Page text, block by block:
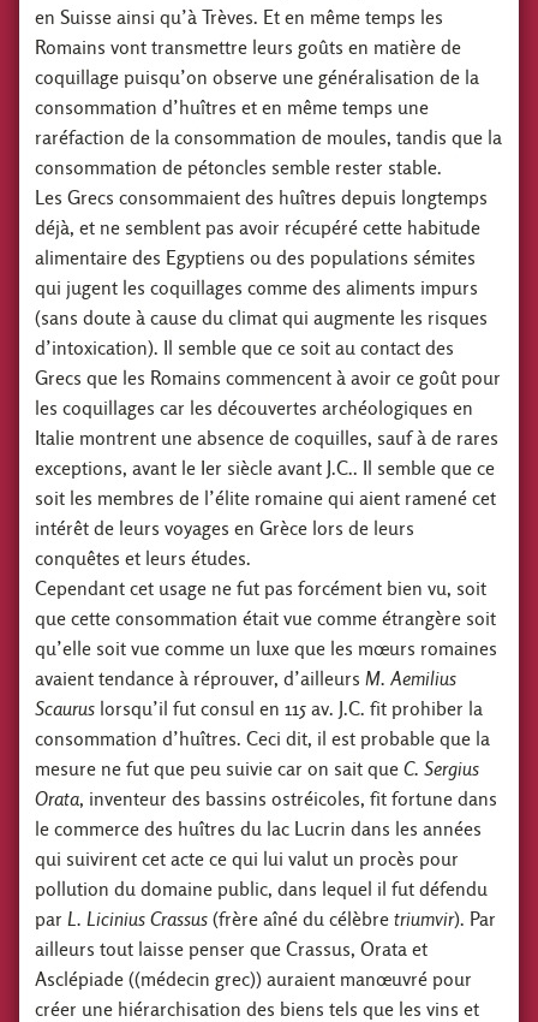
en Suisse ainsi qu’à Trèves. Et en même temps les
Romains vont transmettre leurs goûts en matière de
coquillage puisqu’on observe une généralisation de la
consommation d’huîtres et en même temps une
raréfaction de la consommation de moules, tandis que la
consommation de pétoncles semble rester stable.
Les Grecs consommaient des huîtres depuis longtemps
déjà, et ne semblent pas avoir récupéré cette habitude
alimentaire des Egyptiens ou des populations sémites
qui jugent les coquillages comme des aliments impurs
(sans doute à cause du climat qui augmente les risques
d’intoxication). Il semble que ce soit au contact des
Grecs que les Romains commencent à avoir ce goût pour
les coquillages car les découvertes archéologiques en
Italie montrent une absence de coquilles, sauf à de rares
exceptions, avant le Ier siècle avant J.C.. Il semble que ce
soit les membres de l’élite romaine qui aient ramené cet
intérêt de leurs voyages en Grèce lors de leurs
conquêtes et leurs études.
Cependant cet usage ne fut pas forcément bien vu, soit
que cette consommation était vue comme étrangère soit
qu’elle soit vue comme un luxe que les mœurs romaines
avaient tendance à réprouver, d’ailleurs M. Aemilius
Scaurus lorsqu’il fut consul en 115 av. J.C. fit prohiber la
consommation d’huîtres. Ceci dit, il est probable que la
mesure ne fut que peu suivie car on sait queC. Sergius
Orata, inventeur des bassins ostréicoles, fit fortune dans
le commerce des huîtres du lac Lucrin dans les années
qui suivirent cet acte ce qui lui valut un procès pour
pollution du domaine public, dans lequel il fut défendu
par L. Licinius Crassus (frère aîné du célèbretriumvir). Par
ailleurs tout laisse penser que Crassus, Orata et
Asclépiade ((médecin grec)) auraient manœuvré pour
créer une hiérarchisation des biens tels que les vins et